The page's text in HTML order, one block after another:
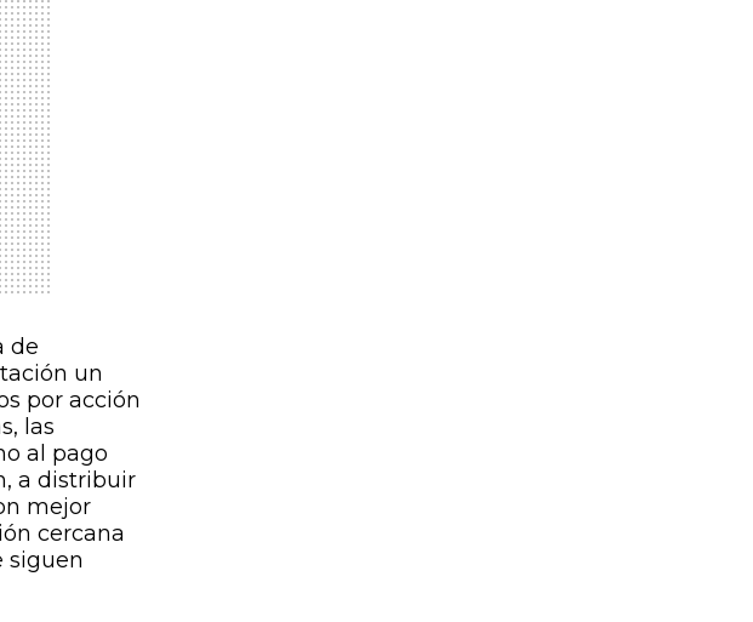
de
un
por acción
las
al pago
a distribuir
mejor
cercana
siguen